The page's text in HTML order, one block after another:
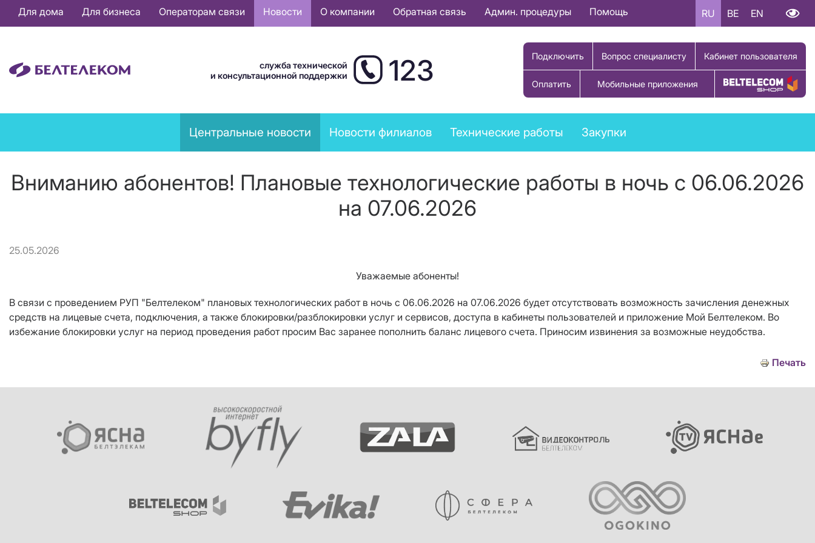
Основная
навигация
Для дома Для бизнеса Операторам связи Новости О компании Обратная связь Админ. процедуры Помощь RU BE EN
служба технической
и консультационной поддержки
123 Подключить Вопрос специалисту Кабинет пользователя
Оплатить Мобильные приложения Купить товар
News
menu
Центральные новости Новости филиалов Технические работы Закупки
Вниманию абонентов! Плановые технологические работы в ночь с 06.06.2026
на 07.06.2026
25.05.2026
Уважаемые абоненты!
В связи с проведением РУП "Белтелеком" плановых технологических работ в ночь с 06.06.2026 на 07.06.2026 будет отсутствовать возможность зачисления денежных
средств на лицевые счета, подключения, а также блокировки/разблокировки услуг и сервисов, доступа в кабинеты пользователей и приложение Мой Белтелеком. Во
избежание блокировки услуг на период проведения работ просим Вас заранее пополнить баланс лицевого счета. Приносим извинения за возможные неудобства.
Печать